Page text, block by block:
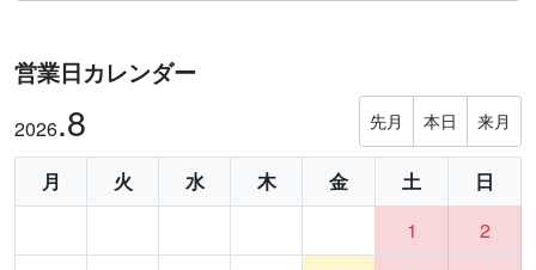
営業日カレンダー
2026.8 先月 本日 来月
月 火 水 木 金 土
日
1
2